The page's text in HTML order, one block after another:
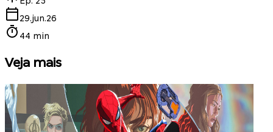
29.jun.26
44 min
Veja mais